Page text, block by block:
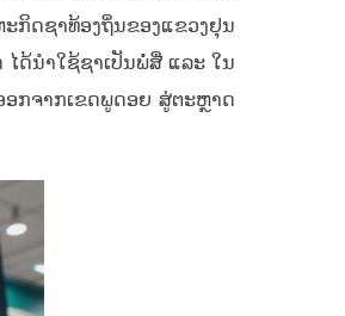
ກິດຊາທ້ອງຖິ່ນຂອງແຂວງຢຸນ
ດ້ນຳໃຊ້ຊາເປັນພໍ່ສື່ ແລະ ໃນ
ກຈາກເຂດພູດອຍ ສູ່ຕະຫຼາດ